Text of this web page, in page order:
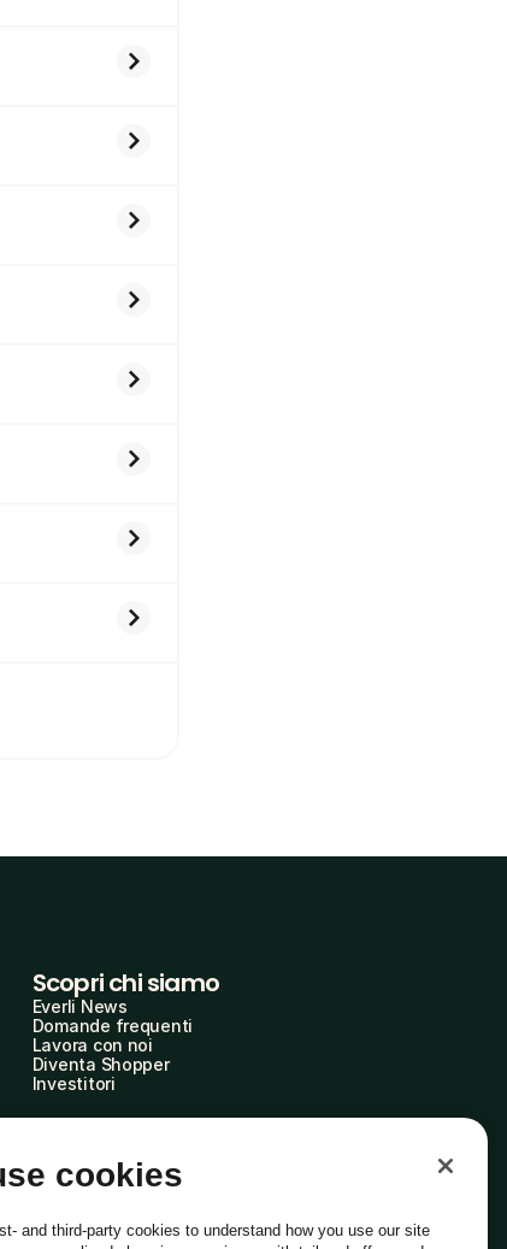
Scopri chi siamo
Everli News
Domande frequenti
Lavora con noi
Diventa Shopper
Investitori
cookies
and third-party cookies to understand how you use our site